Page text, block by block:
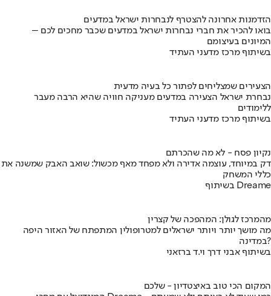
הזדמנות אחרונה להצטרף לנבחרות ישראל במדעים
בואו להכיר את חברי נבחרות ישראל במדעים שכבר מחכים לכם –
המיונים בעיצומם
בשיתוף מרכז מדעני העתיד
הצעירים שמצליחים לפתור כל בעיה מדעית
נבחרת ישראל הצעירה במדעים מעניקה חוויה שהיא הרבה מעבר
ללימודים
בשיתוף מרכז מדעני העתיד
נקיון פסח - לא מה שהכרתם
דק במיוחד, עוצמה אדירה ולא מפחד מאף מכשול: שואב האבק שמשנה את
כללי המשחק
בשיתוף Dreame
מהמרכז לגולן: המהפכה של קצרין
מה מושך יותר ויותר ישראלים למטרופולין המתפתח של האזור היפה
במדינה?
בשיתוף אבני דרך וי.ד ברזאני
המקום הכי טוב באיצטדיון - שלכם